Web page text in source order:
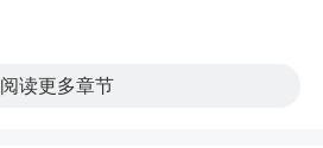
阅读更多章节